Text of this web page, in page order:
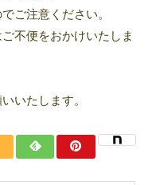
ご注意ください。
不便をおかけいたしま
いたします。